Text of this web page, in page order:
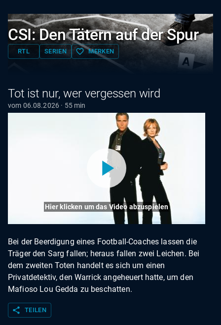
CSI: Den Tätern auf der Spur
RTL SERIEN favorite_border MERKEN
Tot ist nur, wer vergessen wird
vom 06.08.2026 · 55 min
Hier klicken um das Video abzuspielen
Bei der Beerdigung eines Football-Coaches lassen die
Träger den Sarg fallen; heraus fallen zwei Leichen. Bei
dem zweiten Toten handelt es sich um einen
Privatdetektiv, den Warrick angeheuert hatte, um den
Mafioso Lou Gedda zu beschatten.
share TEILEN